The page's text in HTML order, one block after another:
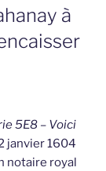
à
5E8 – Voici
janvier 1604
notaire royal